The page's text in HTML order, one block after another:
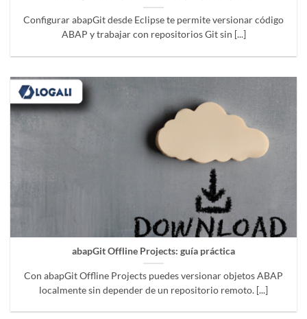
Configurar abapGit desde Eclipse te permite versionar código
ABAP y trabajar con repositorios Git sin [...]
abapGit Offline Projects: guía práctica
Con abapGit Offline Projects puedes versionar objetos ABAP
localmente sin depender de un repositorio remoto. [...]